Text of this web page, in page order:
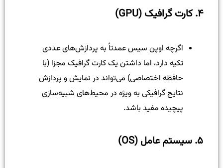
۴. کارت گرافیک (GPU)
اگرچه اوپن سیس عمدتاً به پردازش‌های عددی
تکیه دارد، اما داشتن یک کارت گرافیک مجزا (با
حافظه اختصاصی) می‌تواند در نمایش و پردازش
نتایج گرافیکی به ویژه در محیط‌های شبیه‌سازی
پیچیده مفید باشد.
۵. سیستم عامل (OS)